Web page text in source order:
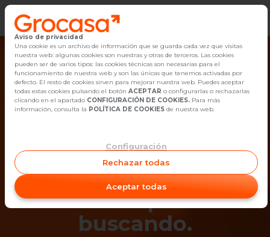
Vender
Buscar Inmuebles
Alquiler
Empleo
Oficinas
Contacto
¡Ups! Ya no está
disponible el
inmueble que estás
buscando.
Aviso de privacidad
Una cookie es un archivo de información que se guarda cada vez que visitas
nuestra web: algunas cookies son nuestras y otras de terceros. Las cookies
pueden ser de varios tipos: las cookies técnicas son necesarias para el
funcionamiento de nuestra web y son las únicas que tenemos activadas por
defecto. El resto de cookies sirven para mejorar nuestra web. Puedes aceptar
todas estas cookies pulsando el botón ACEPTAR o configurarlas o rechazarlas
clicando en el apartado CONFIGURACIÓN DE COOKIES. Para más
información, consulta la POLÍTICA DE COOKIES de nuestra web.
Configuración
Rechazar todas
Aceptar todas